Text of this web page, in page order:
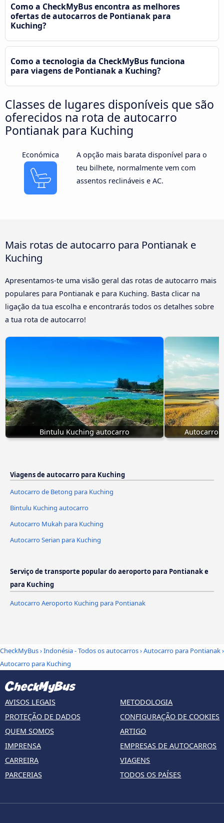
Como a CheckMyBus encontra as melhores
ofertas de autocarros de Pontianak para
Kuching?
Como a tecnologia da CheckMyBus funciona
para viagens de Pontianak a Kuching?
Classes de lugares disponíveis que são
oferecidos na rota de autocarro
Pontianak para Kuching
Económica
A opção mais barata disponível para o
teu bilhete, normalmente vem com
assentos reclináveis e AC.
Mais rotas de autocarro para Pontianak e
Kuching
Apresentamos-te uma visão geral das rotas de autocarro mais
populares para Pontianak e para Kuching. Basta clicar na
ligação da tua escolha e encontrarás todos os detalhes sobre
a tua rota de autocarro!
Bintulu Kuching autocarro Autocarro
Viagens de autocarro para Kuching
Autocarro de Betong para Kuching
Bintulu Kuching autocarro
Autocarro Mukah para Kuching
Autocarro Serian para Kuching
Serviço de transporte popular do aeroporto para Pontianak e
para Kuching
Autocarro Aeroporto Kuching para Pontianak
CheckMyBus›Indonésia - Todos os autocarros›Autocarro para Pontianak›
Autocarro para Kuching
AVISOS LEGAIS
PROTEÇÃO DE DADOS
QUEM SOMOS
IMPRENSA
CARREIRA
PARCERIAS
METODOLOGIA
CONFIGURAÇÃO DE COOKIES
ARTIGO
EMPRESAS DE AUTOCARROS
VIAGENS
TODOS OS PAÍSES